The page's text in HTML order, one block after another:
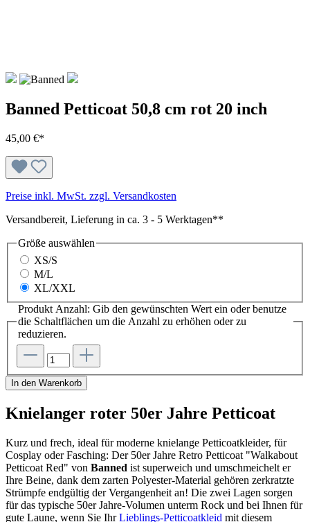
Banned Petticoat 50,8 cm rot 20 inch
45,00 €*
Preise inkl. MwSt. zzgl. Versandkosten
Versandbereit, Lieferung in ca. 3 - 5 Werktagen**
Größe auswählen
XS/S
M/L
XL/XXL
Produkt Anzahl: Gib den gewünschten Wert ein oder benutze
die Schaltflächen um die Anzahl zu erhöhen oder zu
reduzieren.
In den Warenkorb
Knielanger roter 50er Jahre Petticoat
Kurz und frech, ideal für moderne knielange Petticoatkleider, für
Cosplay oder Fasching: Der 50er Jahre Retro Petticoat "Walkabout
Petticoat Red" von Banned ist superweich und umschmeichelt er
Ihre Beine, dank dem zarten Polyester-Material gehören zerkratzte
Strümpfe endgültig der Vergangenheit an! Die zwei Lagen sorgen
für das typische 50er Jahre-Volumen unterm Rock und bei Ihnen für
gute Laune, wenn Sie IhrLieblings-Petticoatkleid mit diesem